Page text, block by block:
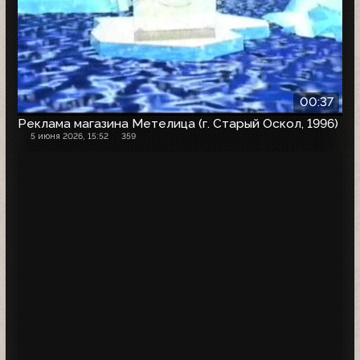
00:37
Реклама магазина Метелица (г. Старый Оскол, 1996)
5 июня 2026, 15:52 359